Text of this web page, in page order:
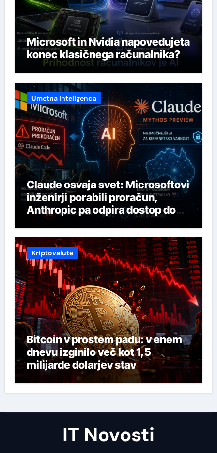
Microsoft in Nvidia napovedujeta
konec klasičnega računalnika?
Umetna Inteligenca
Claude osvaja svet: Microsoftovi
inženirji porabili proračun,
Anthropic pa odpira dostop do
svojega najmočnejšega AI-ja
Kriptovalute
Bitcoin v prostem padu: v enem
dnevu izginilo več kot 1,5
milijarde dolarjev stav
IT Novosti